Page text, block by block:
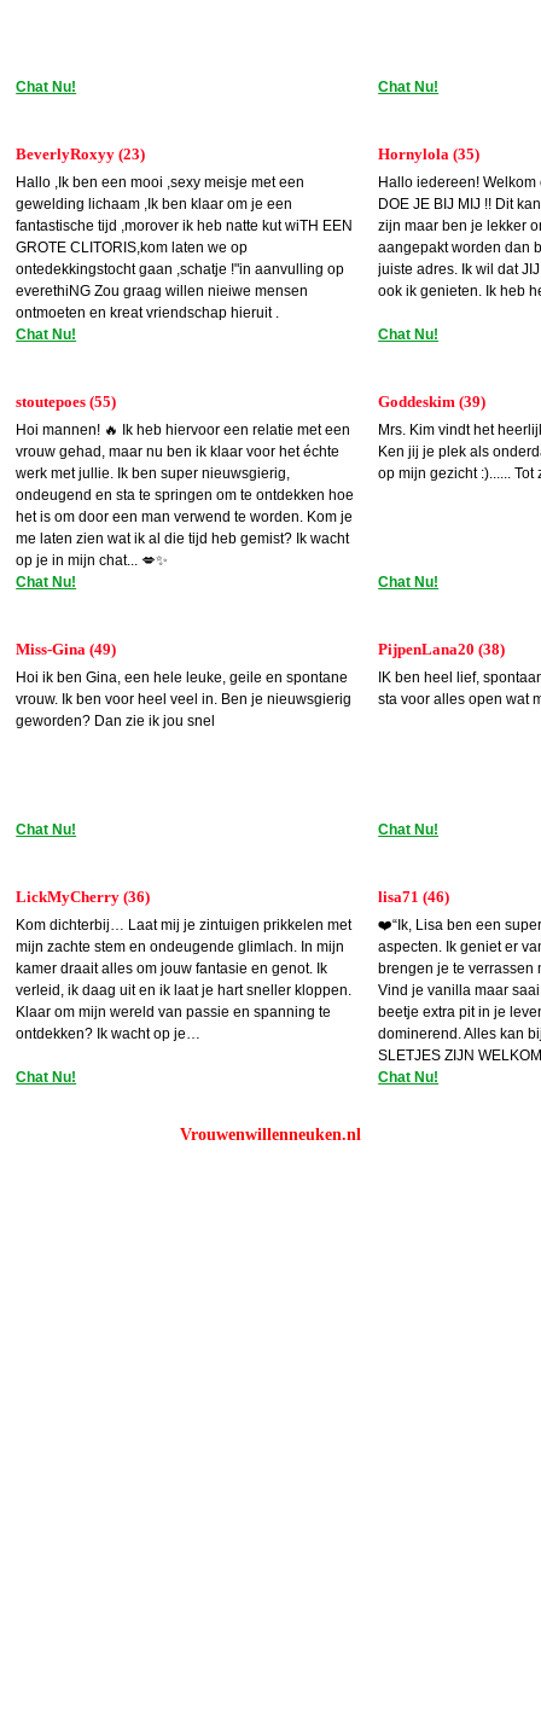
Chat Nu! Chat Nu!
BeverlyRoxyy (23)
Hallo ,Ik ben een mooi ,sexy meisje met een
gewelding lichaam ,Ik ben klaar om je een
fantastische tijd ,morover ik heb natte kut wiTH EEN
GROTE CLITORIS,kom laten we op
ontedekkingstocht gaan ,schatje !"in aanvulling op
everethiNG Zou graag willen nieiwe mensen
ontmoeten en kreat vriendschap hieruit .
Chat Nu!
Hornylola (35)
Hallo iedereen!
DOE JE BIJ MIJ !! Dit
zijn maar ben je lekker
aangepakt worden dan
juiste adres. Ik wil dat
ook ik genieten. Ik heb
Chat Nu!
stoutepoes (55)
Hoi mannen! 🔥 Ik heb hiervoor een relatie met een
vrouw gehad, maar nu ben ik klaar voor het échte
werk met jullie. Ik ben super nieuwsgierig,
ondeugend en sta te springen om te ontdekken hoe
het is om door een man verwend te worden. Kom je
me laten zien wat ik al die tijd heb gemist? Ik wacht
op je in mijn chat... 💋✨
Chat Nu!
Goddeskim (39)
Mrs. Kim vindt het
Ken jij je plek als
op mijn gezicht :)......
Chat Nu!
Miss-Gina (49)
Hoi ik ben Gina, een hele leuke, geile en spontane
vrouw. Ik ben voor heel veel in. Ben je nieuwsgierig
geworden? Dan zie ik jou snel
Chat Nu!
PijpenLana20 (38)
IK ben heel lief,
sta voor alles open wat
Chat Nu!
LickMyCherry (36)
Kom dichterbij… Laat mij je zintuigen prikkelen met
mijn zachte stem en ondeugende glimlach. In mijn
kamer draait alles om jouw fantasie en genot. Ik
verleid, ik daag uit en ik laat je hart sneller kloppen.
Klaar om mijn wereld van passie en spanning te
ontdekken? Ik wacht op je…
Chat Nu!
lisa71 (46)
❤️“Ik, Lisa ben een
aspecten. Ik geniet er
brengen je te verrassen
Vind je vanilla maar
beetje extra pit in je
dominerend. Alles kan
SLETJES ZIJN
Chat Nu!
Vrouwenwillenneuken.nl